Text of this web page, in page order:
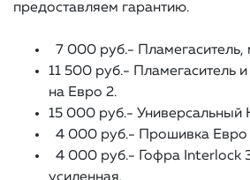
предоставляем гарантию.
7 000 руб.- Пламегаситель,
11 500 руб.- Пламегаситель
на Евро 2.
15 000 руб.- Универсальный
4 000 руб.- Прошивка Евро
4 000 руб.- Гофра Interlock